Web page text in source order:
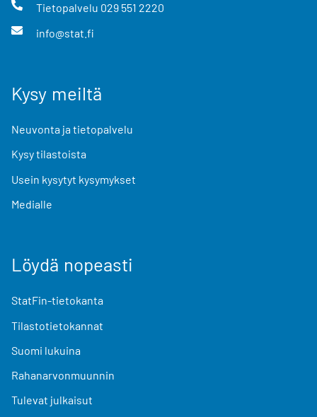
Tietopalvelu 029 551 2220
info@stat.fi
Kysy meiltä
Neuvonta ja tietopalvelu
Kysy tilastoista
Usein kysytyt kysymykset
Medialle
Löydä nopeasti
StatFin-tietokanta
Tilastotietokannat
Suomi lukuina
Rahanarvonmuunnin
Tulevat julkaisut